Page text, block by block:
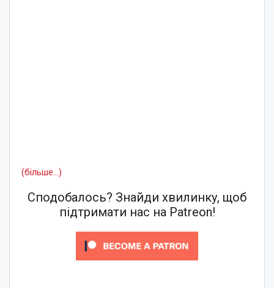
(більше…)
Сподобалось? Знайди хвилинку, щоб
підтримати нас на Patreon!